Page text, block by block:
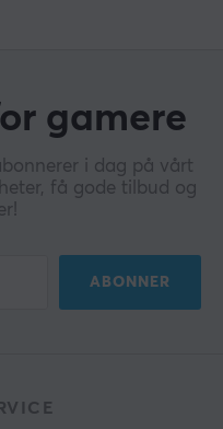
gamere
i dag på vårt
få gode tilbud og
ABONNER